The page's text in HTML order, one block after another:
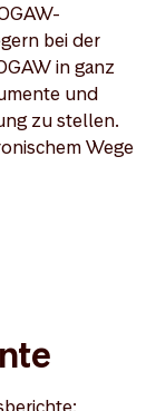
bei der
in ganz
und
zu stellen.
Wege